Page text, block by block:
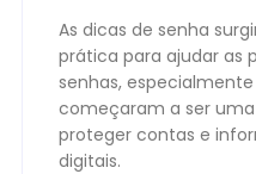
As dicas de senha
prática para ajudar as
senhas,
começaram a ser
proteger contas e
digitais.